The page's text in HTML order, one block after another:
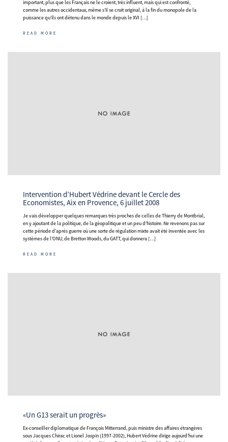
important, plus que les Français ne le croient, très influent, mais qui est confronté,
comme les autres occidentaux, même s’il se croit original, à la fin du monopole de la
puissance qu’ils ont détenu dans le monde depuis le XVI […]
READ MORE
Intervention d’Hubert Védrine devant le Cercle des
Economistes, Aix en Provence, 6 juillet 2008
Je vais développer quelques remarques très proches de celles de Thierry de Montbrial,
en y ajoutant de la politique, de la géopolitique et un peu d’histoire. Ne revenons pas sur
cette période d’après guerre où une sorte de régulation mixte avait été inventée avec les
systèmes de l’ONU, de Bretton Woods, du GATT, qui donnera […]
READ MORE
«Un G13 serait un progrès»
Ex-conseiller diplomatique de François Mitterrand, puis ministre des affaires étrangères
sous Jacques Chirac et Lionel Jospin (1997-2002), Hubert Védrine dirige aujourd’hui une